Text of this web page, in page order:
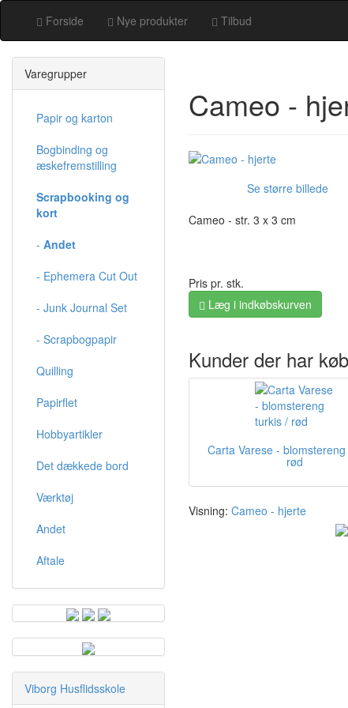
Forside Nye produkter Tilbud
Cameo -
Se større billede
Cameo - str. 3 x 3 cm
Pris pr. stk.
Læg i indkøbskurven
Kunder der har
Carta Varese -
rød
Visning: Cameo - hjerte
Varegrupper
Papir og karton
Bogbinding og
æskefremstilling
Scrapbooking og
kort
- Andet
- Ephemera Cut Out
- Junk Journal Set
- Scrapbogpapir
Quilling
Papirflet
Hobbyartikler
Det dækkede bord
Værktøj
Andet
Aftale
Viborg Husflidsskole